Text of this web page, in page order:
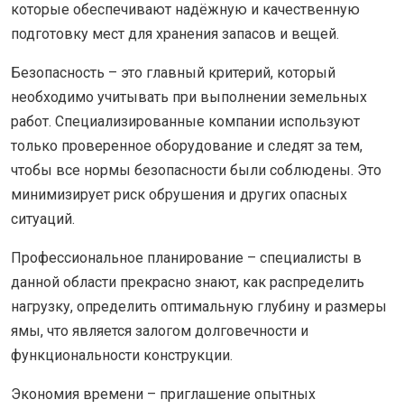
которые обеспечивают надёжную и качественную
подготовку мест для хранения запасов и вещей.
Безопасность – это главный критерий, который
необходимо учитывать при выполнении земельных
работ. Специализированные компании используют
только проверенное оборудование и следят за тем,
чтобы все нормы безопасности были соблюдены. Это
минимизирует риск обрушения и других опасных
ситуаций.
Профессиональное планирование – специалисты в
данной области прекрасно знают, как распределить
нагрузку, определить оптимальную глубину и размеры
ямы, что является залогом долговечности и
функциональности конструкции.
Экономия времени – приглашение опытных